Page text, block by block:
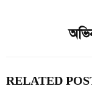
RELATED